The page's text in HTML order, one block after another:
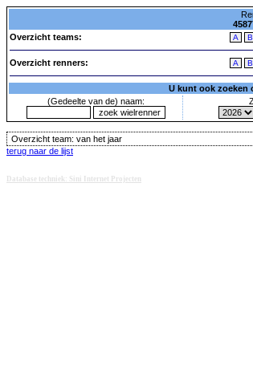
Overzicht teams:
A B
Overzicht renners: A B
U kunt ook zoeken
(Gedeelte van de) naam:
Overzicht team: van het jaar
terug naar de lijst
Database techniek: Sini Internet Projecten